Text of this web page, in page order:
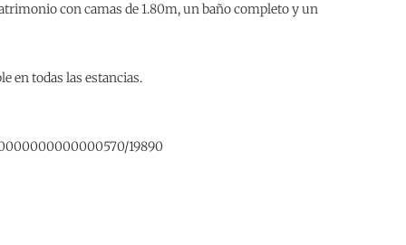
con camas de 1.80m, un baño completo y un
en todas las estancias.
19890